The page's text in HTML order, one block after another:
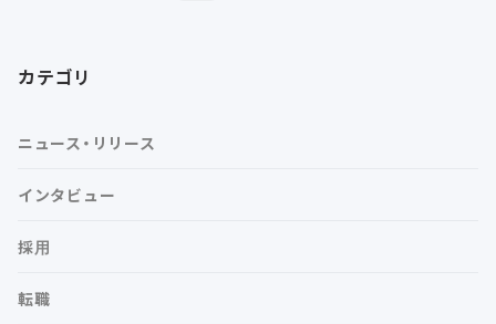
カテゴリ
ニュース・リリース
インタビュー
採用
転職